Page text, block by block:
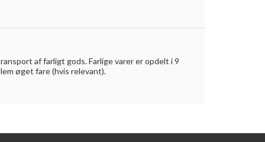
af farligt gods. Farlige varer er opdelt i 9
øget fare (hvis relevant).